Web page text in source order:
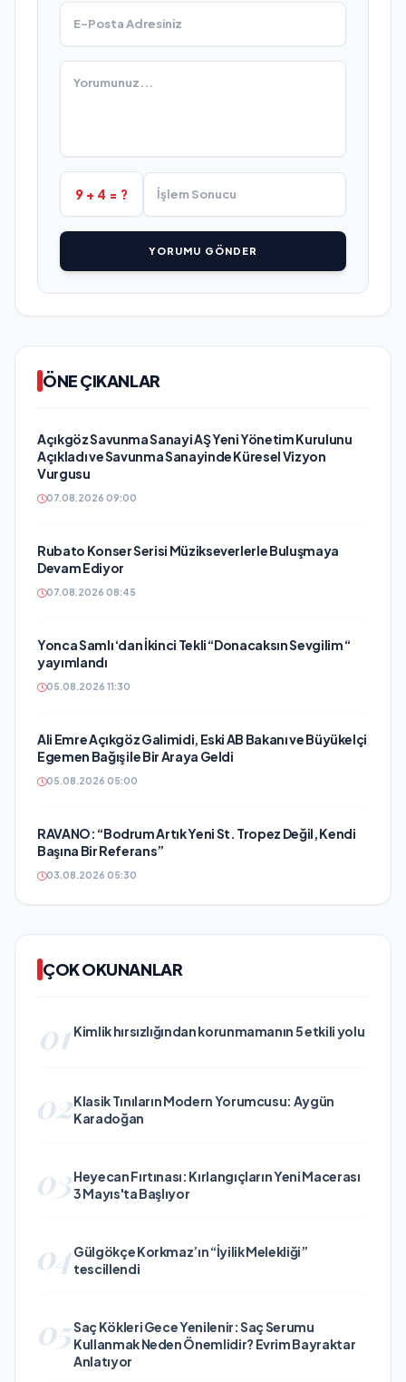
9 + 4 = ?
YORUMU GÖNDER
ÖNE ÇIKANLAR
Açıkgöz Savunma Sanayi AŞ Yeni Yönetim Kurulunu
Açıkladı ve Savunma Sanayinde Küresel Vizyon
Vurgusu
07.08.2026 09:00
Rubato Konser Serisi Müzikseverlerle Buluşmaya
Devam Ediyor
07.08.2026 08:45
Yonca Samlı ‘dan İkinci Tekli “Donacaksın Sevgilim “
yayımlandı
05.08.2026 11:30
Ali Emre Açıkgöz Galimidi, Eski AB Bakanı ve Büyükelçi
Egemen Bağış ile Bir Araya Geldi
05.08.2026 05:00
RAVANO: “Bodrum Artık Yeni St. Tropez Değil, Kendi
Başına Bir Referans”
03.08.2026 05:30
ÇOK OKUNANLAR
01 Kimlik hırsızlığından korunmamanın 5 etkili yolu
02Klasik Tınıların Modern Yorumcusu: Aygün
Karadoğan
03Heyecan Fırtınası: Kırlangıçların Yeni Macerası
3 Mayıs'ta Başlıyor
04Gülgökçe Korkmaz’ın “İyilik Melekliği”
tescillendi
05Saç Kökleri Gece Yenilenir: Saç Serumu
Kullanmak Neden Önemlidir? Evrim Bayraktar
Anlatıyor